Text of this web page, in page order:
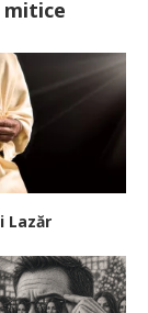
mitice
Lazăr